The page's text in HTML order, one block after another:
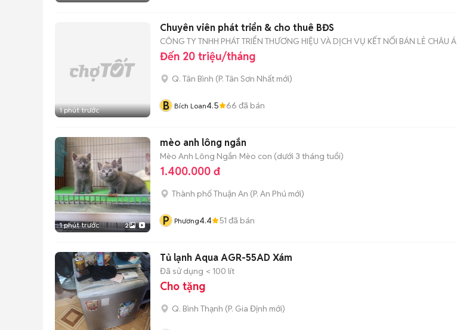
1 phút trước
Chuyên viên phát triển & cho thuê BĐS
CÔNG TY TNHH PHÁT TRIỂN THƯƠNG HIỆU VÀ DỊCH VỤ KẾT NỐI BÁN LẺ CHÂU Á
Đến 20 triệu/tháng
Q. Tân Bình (P. Tân Sơn Nhất mới)
B Bích Loan4.5 66 đã bán
1 phút trước 2
mèo anh lông ngắn
Mèo Anh Lông Ngắn Mèo con (dưới 3 tháng tuổi)
1.400.000 đ
Thành phố Thuận An (P. An Phú mới)
P Phương4.4 51 đã bán
Tủ lạnh Aqua AGR-55AD Xám
Đã sử dụng < 100 lít
Cho tặng
Q. Bình Thạnh (P. Gia Định mới)